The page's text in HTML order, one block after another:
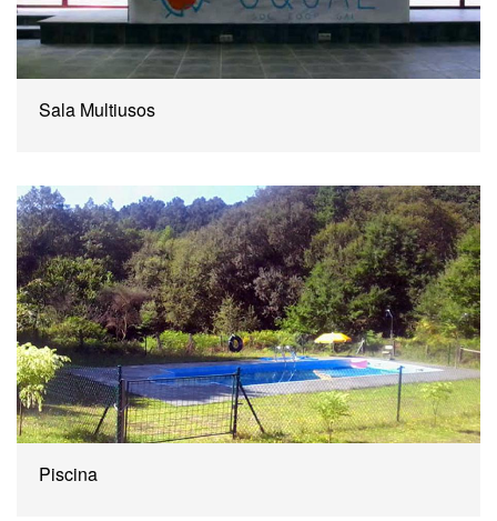
Sala Multiusos
Piscina